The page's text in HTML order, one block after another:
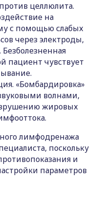
целлюлита.
на
с помощью слабых
через электроды,
пациент чувствует
«Бомбардировка»
волнами,
жировых
лимфодренажа
поскольку
и
параметров